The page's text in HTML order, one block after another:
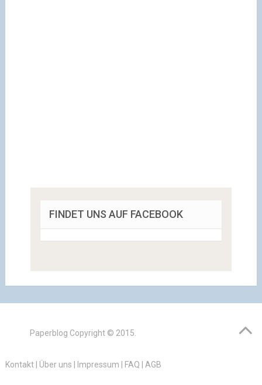
FINDET UNS AUF FACEBOOK
Paperblog Copyright © 2015.
Kontakt| Über uns Impressum FAQ AGB